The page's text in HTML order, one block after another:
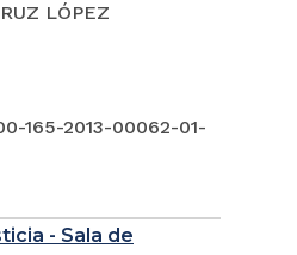
LÓPEZ
165-2013-00062-01-
- Sala de